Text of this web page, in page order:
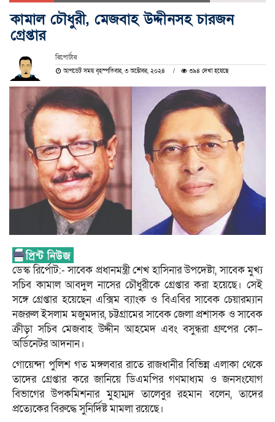
কামাল চৌধুরী, মেজবাহ উদ্দীনসহ চারজন
গ্রেপ্তার
রিপোর্টার
আপডেট সময় বৃহস্পতিবার, ৩ অক্টোবর, ২০২৪ ৩৯৪ দেখা হয়েছে
ডেস্ক রির্পোট:- সাবেক প্রধানমন্ত্রী শেখ হাসিনার উপদেষ্টা, সাবেক মুখ্য
সচিব কামাল আবদুল নাসের চৌধুরীকে গ্রেপ্তার করা হয়েছে। সেই
সঙ্গে গ্রেপ্তার হয়েছেন এক্সিম ব্যাংক ও বিএবির সাবেক চেয়ারম্যান
নজরুল ইসলাম মজুমদার, চট্টগ্রামের সাবেক জেলা প্রশাসক ও সাবেক
ক্রীড়া সচিব মেজবাহ উদ্দীন আহমেদ এবং বসুন্ধরা গ্রুপের কো–
অর্ডিনেটর আদনান।
গোয়েন্দা পুলিশ গত মঙ্গলবার রাতে রাজধানীর বিভিন্ন এলাকা থেকে
তাদের গ্রেপ্তার করে জানিয়ে ডিএমপির গণমাধ্যম ও জনসংযোগ
বিভাগের উপকমিশনার মুহাম্মদ তালেবুর রহমান বলেন, তাদের
প্রত্যেকের বিরুদ্ধে সুনির্দিষ্ট মামলা রয়েছে।